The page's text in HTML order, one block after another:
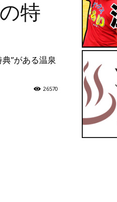
特
”がある温泉
26570